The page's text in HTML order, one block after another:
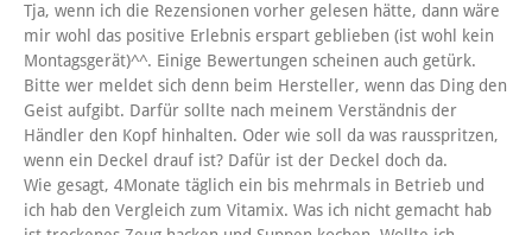
Tja, wenn ich die Rezensionen vorher gelesen hätte, dann wäre
mir wohl das positive Erlebnis erspart geblieben (ist wohl kein
Montagsgerät)^^. Einige Bewertungen scheinen auch getürk.
Bitte wer meldet sich denn beim Hersteller, wenn das Ding den
Geist aufgibt. Darfür sollte nach meinem Verständnis der
Händler den Kopf hinhalten. Oder wie soll da was rausspritzen,
wenn ein Deckel drauf ist? Dafür ist der Deckel doch da.
Wie gesagt, 4Monate täglich ein bis mehrmals in Betrieb und
ich hab den Vergleich zum Vitamix. Was ich nicht gemacht hab